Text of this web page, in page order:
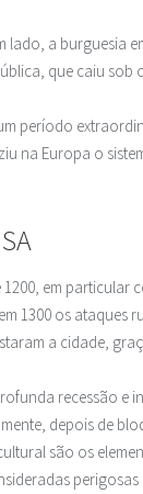
lado, a
que caiu sob
período
na Europa o
em particular
1300 os
a cidade,
recessão e
depois de
são os